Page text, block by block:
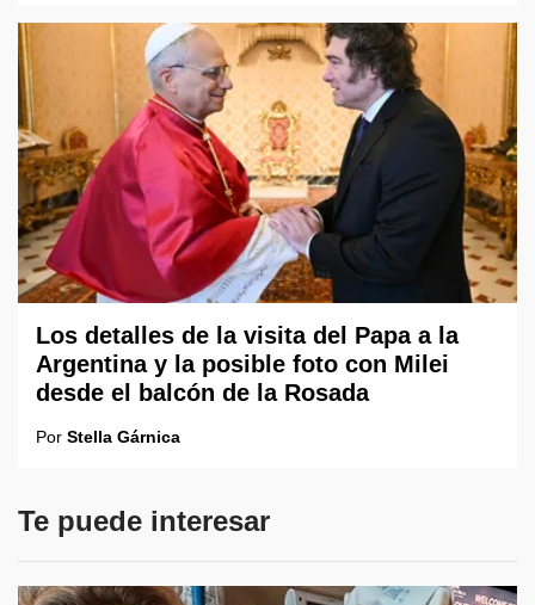
Los detalles de la visita del Papa a la
Argentina y la posible foto con Milei
desde el balcón de la Rosada
Por Stella Gárnica
Te puede interesar